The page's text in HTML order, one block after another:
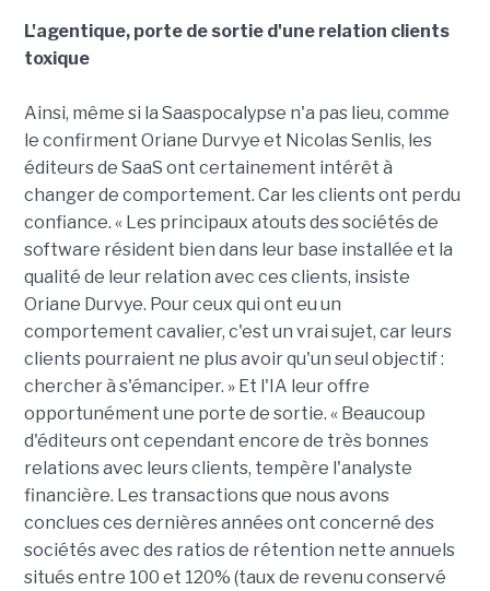
L'agentique, porte de sortie d'une relation clients
toxique
Ainsi, même si la Saaspocalypse n'a pas lieu, comme
le confirment Oriane Durvye et Nicolas Senlis, les
éditeurs de SaaS ont certainement intérêt à
changer de comportement. Car les clients ont perdu
confiance. « Les principaux atouts des sociétés de
software résident bien dans leur base installée et la
qualité de leur relation avec ces clients, insiste
Oriane Durvye. Pour ceux qui ont eu un
comportement cavalier, c'est un vrai sujet, car leurs
clients pourraient ne plus avoir qu'un seul objectif :
chercher à s'émanciper. » Et l'IA leur offre
opportunément une porte de sortie. « Beaucoup
d'éditeurs ont cependant encore de très bonnes
relations avec leurs clients, tempère l'analyste
financière. Les transactions que nous avons
conclues ces dernières années ont concerné des
sociétés avec des ratios de rétention nette annuels
situés entre 100 et 120% (taux de revenu conservé